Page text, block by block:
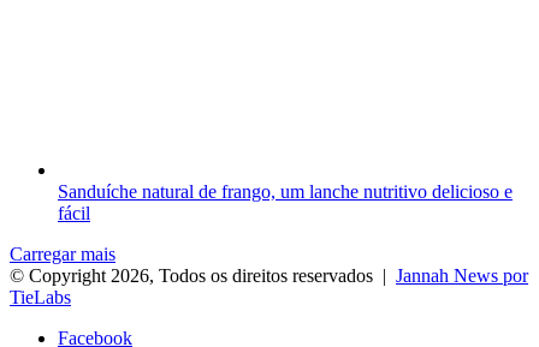
Sanduíche natural de frango, um lanche nutritivo delicioso e
fácil
Carregar mais
© Copyright 2026, Todos os direitos reservados | Jannah News por
TieLabs
Facebook